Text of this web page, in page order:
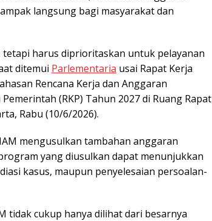
langsung bagi masyarakat dan
harus diprioritaskan untuk pelayanan
ditemui Parlementaria usai Rapat Kerja
Rencana Kerja dan Anggaran
(RKP) Tahun 2027 di Ruang Rapat
Rabu (10/6/2026).
mengusulkan tambahan anggaran
yang diusulkan dapat menunjukkan
kasus, maupun penyelesaian persoalan-
tidak cukup hanya dilihat dari besarnya